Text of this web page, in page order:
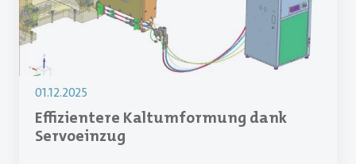
01.12.2025
Effizientere Kaltumformung dank
Servoeinzug